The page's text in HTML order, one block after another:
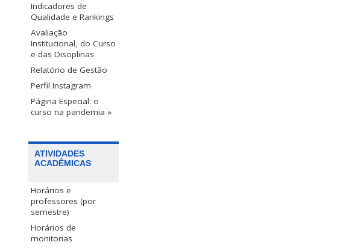
Indicadores de
Qualidade e Rankings
Avaliação
Institucional, do Curso
e das Disciplinas
Relatório de Gestão
Perfil Instagram
Página Especial: o
curso na pandemia »
ATIVIDADES
ACADÊMICAS
Horários e
professores (por
semestre)
Horários de
monitorias